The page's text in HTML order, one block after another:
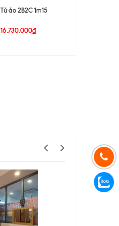
Tủ áo 2B2C 1m15
16.730.000₫